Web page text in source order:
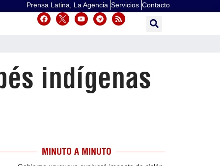
Prensa Latina, La Agencia Servicios Contacto
indígenas
MINUTO A MINUTO